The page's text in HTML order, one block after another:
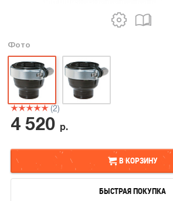
Фото
(2)
4 520 р.
В КОРЗИНУ
В КОРЗИНУ
БЫСТРАЯ ПОКУПКА